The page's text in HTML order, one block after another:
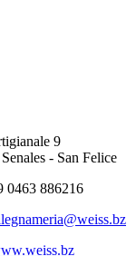
9
Senales - San Felice
0463 886216